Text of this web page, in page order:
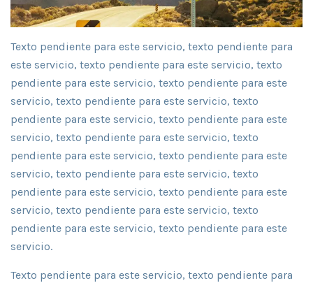
Texto pendiente para este servicio, texto pendiente para
este servicio, texto pendiente para este servicio, texto
pendiente para este servicio, texto pendiente para este
servicio, texto pendiente para este servicio, texto
pendiente para este servicio, texto pendiente para este
servicio, texto pendiente para este servicio, texto
pendiente para este servicio, texto pendiente para este
servicio, texto pendiente para este servicio, texto
pendiente para este servicio, texto pendiente para este
servicio, texto pendiente para este servicio, texto
pendiente para este servicio, texto pendiente para este
servicio.
Texto pendiente para este servicio, texto pendiente para